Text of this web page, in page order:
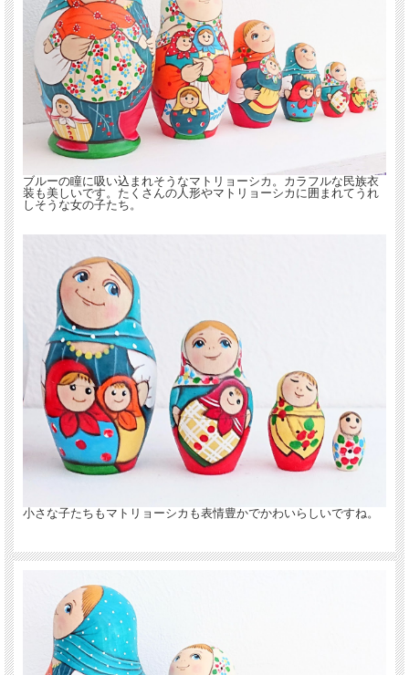
ブルーの瞳に吸い込まれそうなマトリョーシカ。カラフルな民族衣
装も美しいです。たくさんの人形やマトリョーシカに囲まれてうれ
しそうな女の子たち。
小さな子たちもマトリョーシカも表情豊かでかわいらしいですね。